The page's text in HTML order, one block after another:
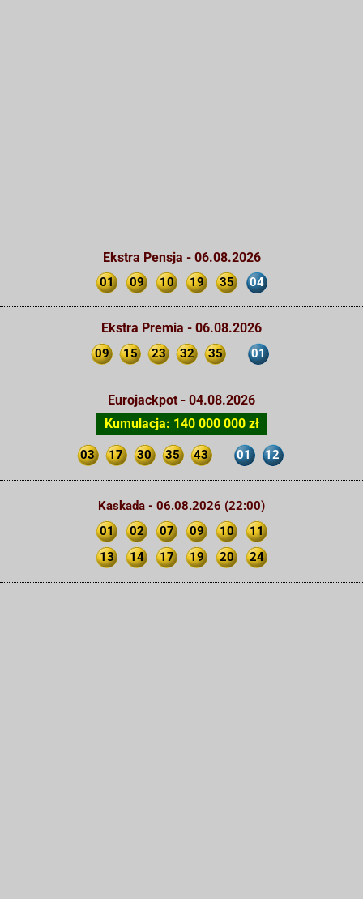
Ekstra Pensja - 06.08.2026
01 09 10 19 35 04
Ekstra Premia - 06.08.2026
09 15 23 32 35 01
Eurojackpot - 04.08.2026
Kumulacja: 140 000 000 zł
03 17 30 35 43 01 12
Kaskada - 06.08.2026 (22:00)
01
02 07 09 10
11
13
14 17 19 20 24